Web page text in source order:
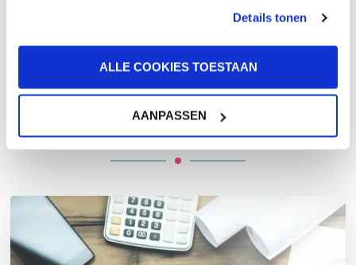
Details tonen
ALLE COOKIES TOESTAAN
AANPASSEN
Gerelateerde blog